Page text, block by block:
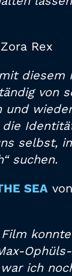
Rex
diesem
von
und wieder
selbst,
suchen.
SEA
ich